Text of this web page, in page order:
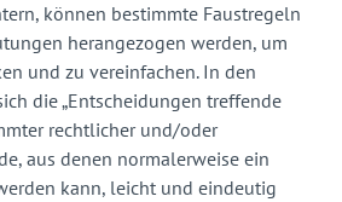
können bestimmte Faustregeln
herangezogen werden, um
und zu vereinfachen. In den
die „Entscheidungen treffende
rechtlicher und/oder
aus denen normalerweise ein
kann, leicht und eindeutig